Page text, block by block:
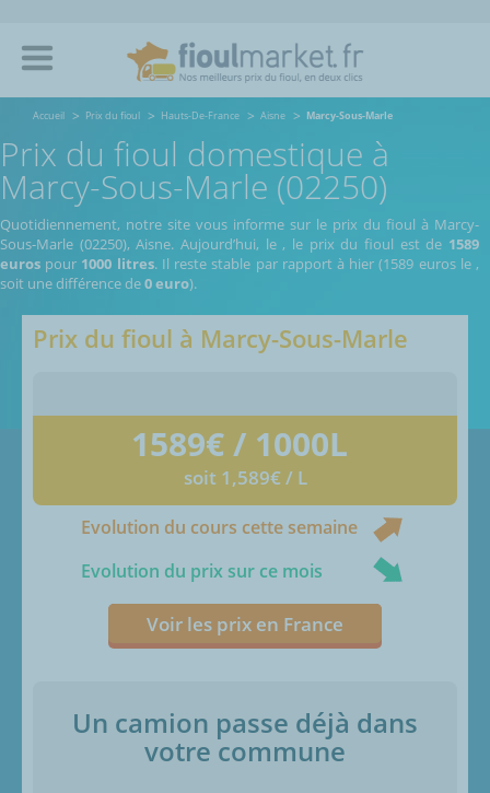
Accueil Prix du fioul Hauts-De-France Aisne Marcy-Sous-Marle
Prix du fioul domestique à
Marcy-Sous-Marle (02250)
Quotidiennement, notre site vous informe sur le prix du fioul à Marcy-
Sous-Marle (02250), Aisne. Aujourd’hui, le , le prix du fioul est de 1589
euros pour 1000 litres. Il reste stable par rapport à hier (1589 euros le,
soit une différence de0 euro).
Prix du fioul à Marcy-Sous-Marle
1589€ / 1000L
soit 1,589€ / L
Evolution du cours cette semaine
Evolution du prix sur ce mois
Voir les prix en France
Un camion passe déjà dans
votre commune